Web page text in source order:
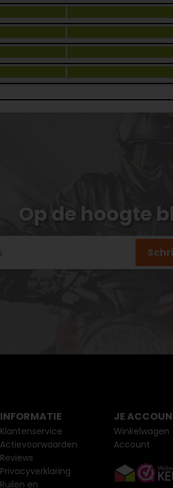
Op de hoogte
INFORMATIE
Klantenservice
Actievoorwaarden
Reviews
Privacyverklaring
Ruilen en
JE
Winkelwagen
Account